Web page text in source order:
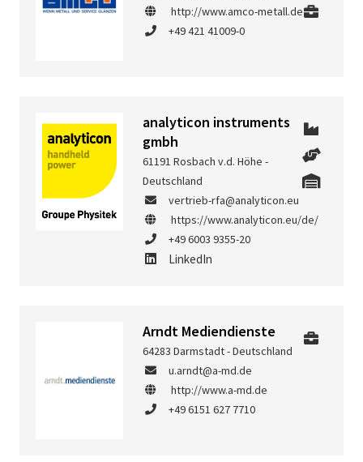
http://www.amco-metall.de
+49 421 41009-0
analyticon instruments
gmbh
61191 Rosbach v.d. Höhe -
Deutschland
vertrieb-rfa@analyticon.eu
https://www.analyticon.eu/de/
+49 6003 9355-20
LinkedIn
Arndt Mediendienste
64283 Darmstadt - Deutschland
u.arndt@a-md.de
http://www.a-md.de
+49 6151 627 7710